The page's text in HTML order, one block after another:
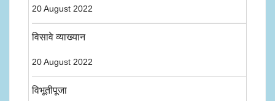
20 August 2022
विसावे व्याख्यान
20 August 2022
विभूतीपूजा